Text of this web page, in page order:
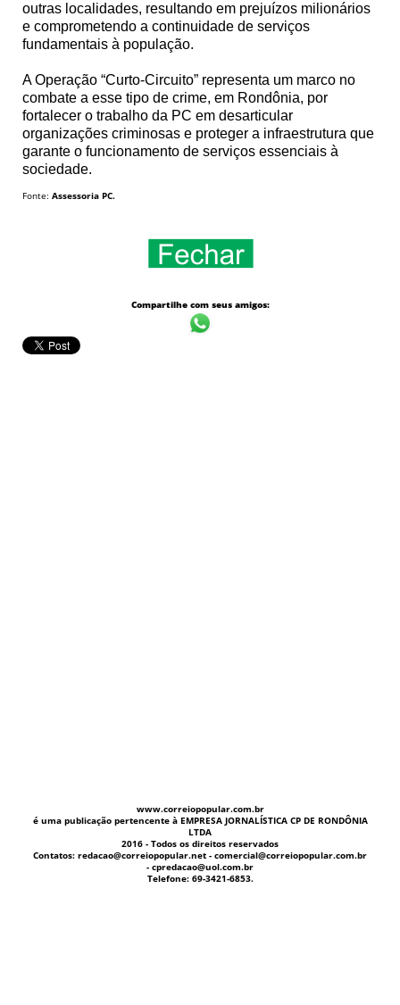
outras localidades, resultando em prejuízos milionários
e comprometendo a continuidade de serviços
fundamentais à população.
A Operação “Curto-Circuito” representa um marco no
combate a esse tipo de crime, em Rondônia, por
fortalecer o trabalho da PC em desarticular
organizações criminosas e proteger a infraestrutura que
garante o funcionamento de serviços essenciais à
sociedade.
Fonte: Assessoria PC.
Compartilhe com seus amigos:
www.correiopopular.com.br
é uma publicação pertencente à EMPRESA JORNALÍSTICA CP DE RONDÔNIA
LTDA
2016 - Todos os direitos reservados
Contatos: redacao@correiopopular.net - comercial@correiopopular.com.br
- cpredacao@uol.com.br
Telefone: 69-3421-6853.